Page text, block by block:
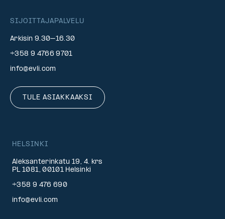
SIJOITTAJAPALVELU
Arkisin 9.30–16.30
+358 9 4766 9701
info@evli.com
TULE ASIAKKAAKSI
HELSINKI
Aleksanterinkatu 19, 4. krs
PL 1081, 00101 Helsinki
+358 9 476 690
info@evli.com